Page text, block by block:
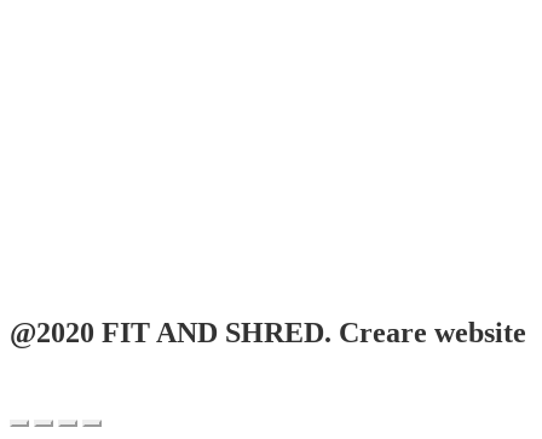
@2020 FIT AND SHRED. Creare website